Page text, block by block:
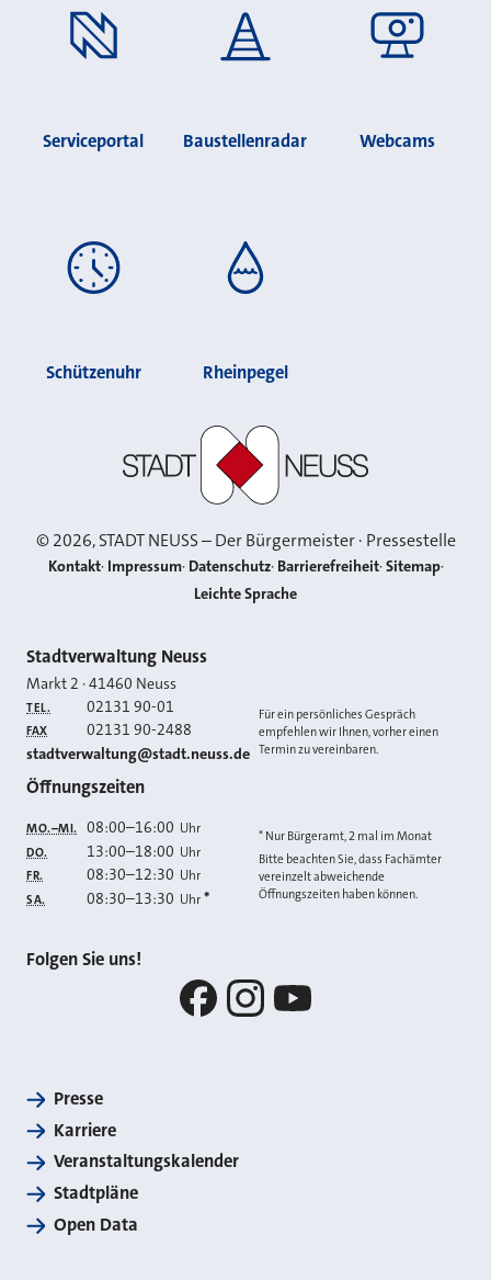
Serviceportal Baustellenradar Webcams
Schützenuhr Rheinpegel
©2026, STADT NEUSS – Der Bürgermeister · Pressestelle
Kontakt Impressum Datenschutz Barrierefreiheit Sitemap
Leichte Sprache
Kontakt
Stadtverwaltung Neuss
Markt 2 ·41460 Neuss
TEL. 02131 90-01
FAX 02131 90-2488
E-MAIL
stadtverwaltung@stadt.neuss.de
Für ein persönliches Gespräch
empfehlen wir Ihnen, vorher einen
Termin zu vereinbaren.
Öffnungszeiten
MO.–MI. 08:00–16:00 Uhr
DO. 13:00–18:00 Uhr
FR. 08:30–12:30 Uhr
SA. 08:30–13:30 Uhr *
* Nur Bürgeramt, 2 mal im Monat
Bitte beachten Sie, dass Fachämter
vereinzelt abweichende
Öffnungszeiten haben können.
Folgen Sie uns!
Presse
Karriere
Veranstaltungskalender
Stadtpläne
Open Data